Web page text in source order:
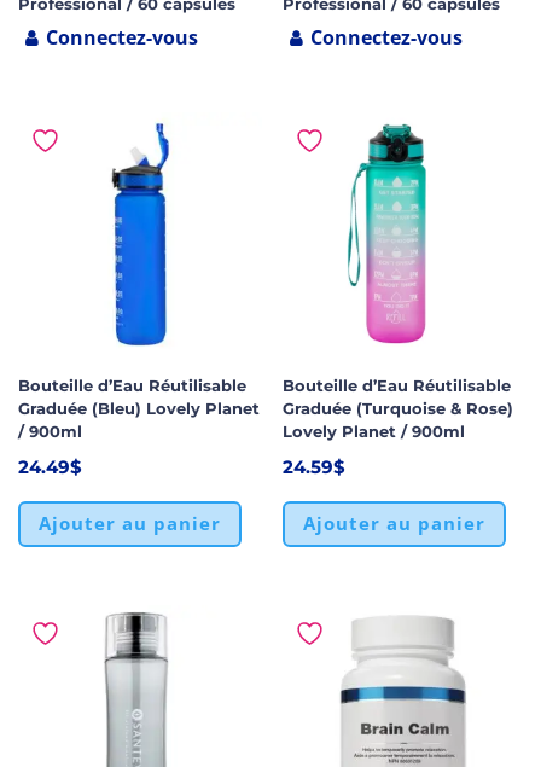
Connectez-vous Connectez-vous
Bouteille d’Eau Réutilisable
Graduée (Bleu) Lovely Planet
/ 900ml
24.49$
Ajouter au panier
Bouteille d’Eau Réutilisable
Graduée (Turquoise & Rose)
Lovely Planet / 900ml
24.59$
Ajouter au panier